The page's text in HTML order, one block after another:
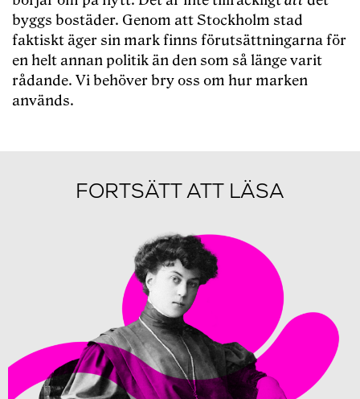
byggs bostäder. Genom att Stockholm stad
faktiskt äger sin mark finns förutsättningarna för
en helt annan politik än den som så länge varit
rådande. Vi behöver bry oss om hur marken
används.
FORTSÄTT ATT LÄSA